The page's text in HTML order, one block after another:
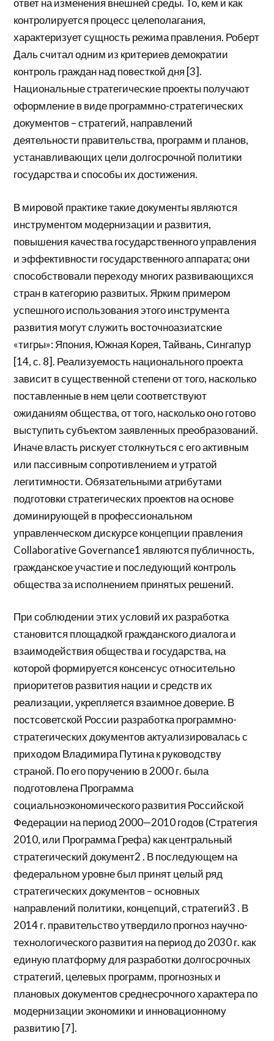
ответ на изменения внешней среды. То, кем и как
контролируется процесс целеполагания,
характеризует сущность режима правления. Роберт
Даль считал одним из критериев демократии
контроль граждан над повесткой дня [3].
Национальные стратегические проекты получают
оформление в виде программно-стратегических
документов – стратегий, направлений
деятельности правительства, программ и планов,
устанавливающих цели долгосрочной политики
государства и способы их достижения.
В мировой практике такие документы являются
инструментом модернизации и развития,
повышения качества государственного управления
и эффективности государственного аппарата; они
способствовали переходу многих развивающихся
стран в категорию развитых. Ярким примером
успешного использования этого инструмента
развития могут служить восточноазиатские
«тигры»: Япония, Южная Корея, Тайвань, Сингапур
[14, с. 8]. Реализуемость национального проекта
зависит в существенной степени от того, насколько
поставленные в нем цели соответствуют
ожиданиям общества, от того, насколько оно готово
выступить субъектом заявленных преобразований.
Иначе власть рискует столкнуться с его активным
или пассивным сопротивлением и утратой
легитимности. Обязательными атрибутами
подготовки стратегических проектов на основе
доминирующей в профессиональном
управленческом дискурсе концепции правления
Collaborative Governance1 являются публичность,
гражданское участие и последующий контроль
общества за исполнением принятых решений.
При соблюдении этих условий их разработка
становится площадкой гражданского диалога и
взаимодействия общества и государства, на
которой формируется консенсус относительно
приоритетов развития нации и средств их
реализации, укрепляется взаимное доверие. В
постсоветской России разработка программно-
стратегических документов актуализировалась с
приходом Владимира Путина к руководству
страной. По его поручению в 2000 г. была
подготовлена Программа
социальноэкономического развития Российской
Федерации на период 2000—2010 годов (Стратегия
2010, или Программа Грефа) как центральный
стратегический документ2 . В последующем на
федеральном уровне был принят целый ряд
стратегических документов – основных
направлений политики, концепций, стратегий3 . В
2014 г. правительство утвердило прогноз научно-
технологического развития на период до 2030 г. как
единую платформу для разработки долгосрочных
стратегий, целевых программ, прогнозных и
плановых документов среднесрочного характера по
модернизации экономики и инновационному
развитию [7].